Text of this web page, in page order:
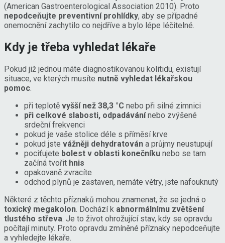
(American Gastroenterological Association 2010). Proto
nepodceňujte preventivní prohlídky, aby se případné
onemocnění zachytilo co nejdříve a bylo lépe léčitelné.
Kdy je třeba vyhledat lékaře
Pokud již jednou máte diagnostikovanou kolitidu, existují
situace, ve kterých musíte nutně vyhledat lékařskou
pomoc.
při teplotě vyšší než 38,3 °C nebo při silné zimnici
při celkové slabosti, odpadávánínebo zvýšené
srdeční frekvenci
pokud je vaše stolice déle s příměsí krve
pokud jste vážněji dehydratován a průjmy neustupují
pociťujete bolest v oblasti konečníku nebo se tam
začíná tvořit hnis
opakovaně zvracíte
odchod plynů je zastaven, nemáte větry, jste nafouknutý
Některé z těchto příznaků mohou znamenat, že se jedná o
toxický megakolon. Dochází k abnormálnímu zvětšení
tlustého střeva. Je to život ohrožující stav, kdy se opravdu
počítají minuty. Proto opravdu zmíněné příznaky nepodceňujte
a vyhledejte lékaře.